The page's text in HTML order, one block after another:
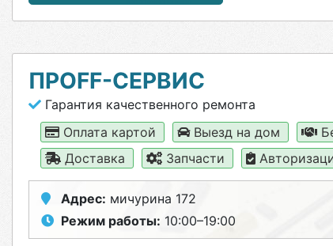
ПРОFF-СЕРВИС
Гарантия качественного ремонта
Оплата картой
Выезд на дом
Доставка
Запчасти
Адрес: мичурина 172
Режим работы: 10:00–19:00